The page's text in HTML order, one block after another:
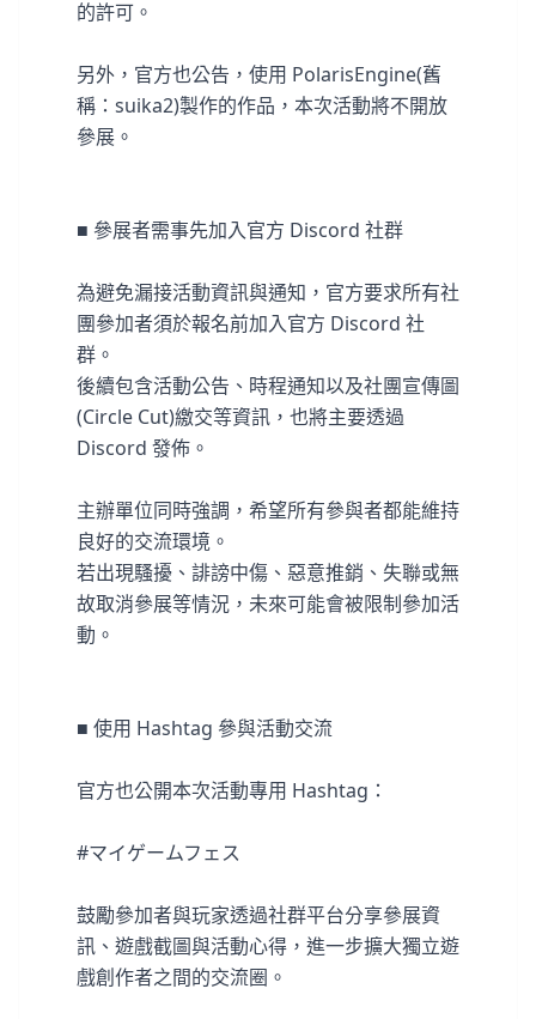
的許可。
另外，官方也公告，使用 PolarisEngine(舊
稱：suika2)製作的作品，本次活動將不開放
參展。
■ 參展者需事先加入官方 Discord 社群
為避免漏接活動資訊與通知，官方要求所有社
團參加者須於報名前加入官方 Discord 社
群。
後續包含活動公告、時程通知以及社團宣傳圖
(Circle Cut)繳交等資訊，也將主要透過
Discord 發佈。
主辦單位同時強調，希望所有參與者都能維持
良好的交流環境。
若出現騷擾、誹謗中傷、惡意推銷、失聯或無
故取消參展等情況，未來可能會被限制參加活
動。
■ 使用 Hashtag 參與活動交流
官方也公開本次活動專用 Hashtag：
#マイゲームフェス
鼓勵參加者與玩家透過社群平台分享參展資
訊、遊戲截圖與活動心得，進一步擴大獨立遊
戲創作者之間的交流圈。